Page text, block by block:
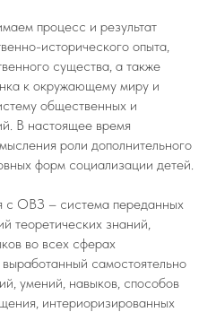
процесс и результат
исторического опыта,
существа, а также
к окружающему миру и
общественных и
В настоящее время
роли дополнительного
форм социализации детей.
с ОВЗ – система переданных
теоретических знаний,
во всех сферах
самостоятельно
умений, навыков, способов
интериоризированных